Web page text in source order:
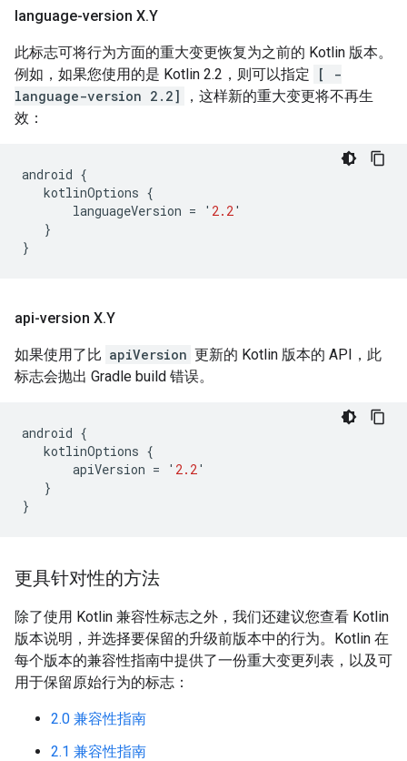
language-version X.Y
此标志可将行为方面的重大变更恢复为之前的 Kotlin 版本。
例如，如果您使用的是 Kotlin 2.2，则可以指定
[ -
language-version 2.2]
，这样新的重大变更将不再生
效：
android {
kotlinOptions {
languageVersion = ' 2.2'
}
}
api-version X.Y
如果使用了比 apiVersion 更新的 Kotlin 版本的 API，此
标志会抛出 Gradle build 错误。
android {
kotlinOptions {
apiVersion = ' 2.2'
}
}
更具针对性的方法
除了使用 Kotlin 兼容性标志之外，我们还建议您查看 Kotlin
版本说明，并选择要保留的升级前版本中的行为。Kotlin 在
每个版本的兼容性指南中提供了一份重大变更列表，以及可
用于保留原始行为的标志：
2.0 兼容性指南
2.1 兼容性指南